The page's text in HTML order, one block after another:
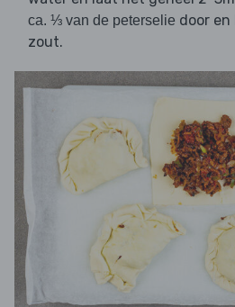
ca. ⅓ van de peterselie door en
zout.